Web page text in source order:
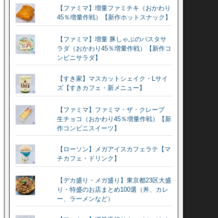
【ファミマ】増量ファミチキ（おかわり
45％増量作戦）【新作ホットスナック】
【ファミマ】増量 豚しゃぶのパスタサ
ラダ（おかわり45％増量作戦）【新作コ
ンビニサラダ】
【すき家】マスカットシェイク・Lサイ
ズ【すきカフェ・新メニュー】
【ファミマ】ファミマ・ザ・クレープ
生チョコ（おかわり45％増量作戦）【新
作コンビニスイーツ】
【ローソン】メガアイスカフェラテ【マ
チカフェ・ドリンク】
【デカ盛り・メガ盛り】東京都23区大盛
り・特盛のお店まとめ100選（丼、カレ
ー、ラーメンなど）